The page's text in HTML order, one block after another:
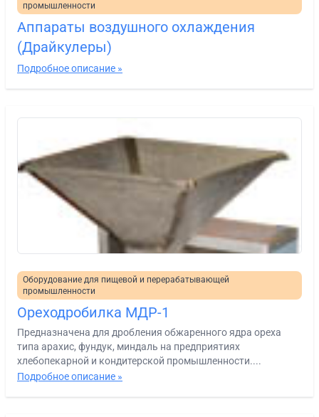
промышленности
Аппараты воздушного охлаждения
(Драйкулеры)
Подробное описание »
Оборудование для пищевой и перерабатывающей
промышленности
Ореходробилка МДР-1
Предназначена для дробления обжаренного ядра ореха
типа арахис, фундук, миндаль на предприятиях
хлебопекарной и кондитерской промышленности....
Подробное описание »